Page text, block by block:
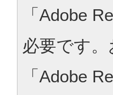
「Adobe
必要です
「Adobe